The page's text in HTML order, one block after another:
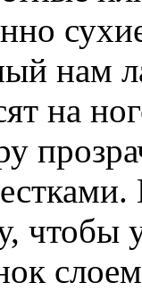
нам
на
чтобы